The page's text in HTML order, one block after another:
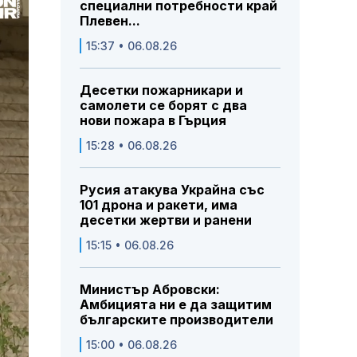
специални потребности край
Плевен...
15:37 • 06.08.26
Десетки пожарникари и
самолети се борят с два
нови пожара в Гърция
15:28 • 06.08.26
Русия атакува Украйна със
101 дрона и ракети, има
десетки жертви и ранени
15:15 • 06.08.26
Министър Абровски:
Амбицията ни е да защитим
българските производители
15:00 • 06.08.26